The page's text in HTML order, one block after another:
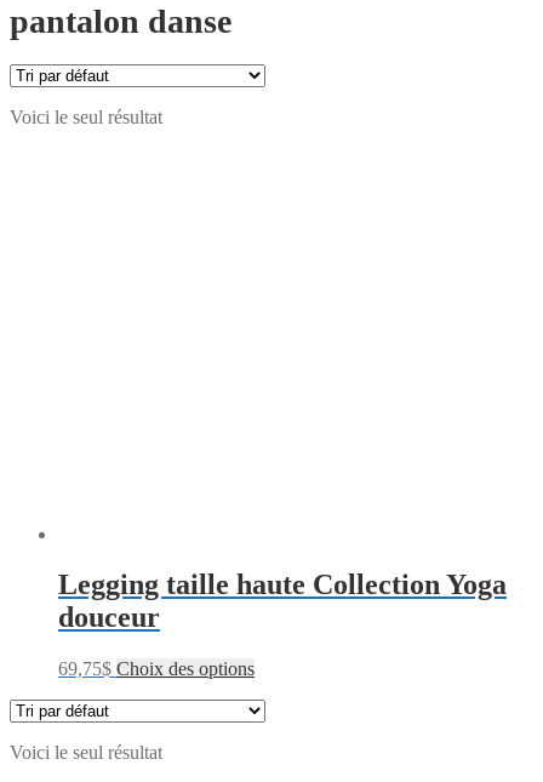
pantalon danse
Voici le seul résultat
Legging taille haute Collection Yoga
douceur
69,75$ Choix des options
Voici le seul résultat